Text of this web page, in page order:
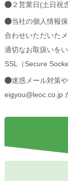
２営業日(土日祝
当社の個人情報
合わせいただいた
適切なお取扱いを
SSL（Secure
迷惑メール対策
eigyou@leoc.co.jp